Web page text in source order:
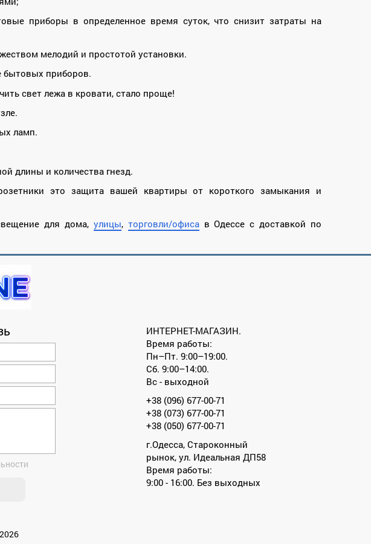
приборы в определенное время суток, что снизит затраты на
мелодий и простотой установки.
бытовых приборов.
свет лежа в кровати, стало проще!
ламп.
длины и количества гнезд.
это защита вашей квартиры от короткого замыкания и
для дома, улицы, торговли/офисав Одессе с доставкой по
ИНТЕРНЕТ-МАГАЗИН.
Время работы:
Пн–Пт. 9:00–19:00.
Сб. 9:00–14:00.
Вс - выходной
+38 (096) 677-00-71
+38 (073) 677-00-71
+38 (050) 677-00-71
г.Одесса, Староконный
рынок, ул. Идеальная ДП58
Время работы:
9:00 - 16:00. Без выходных